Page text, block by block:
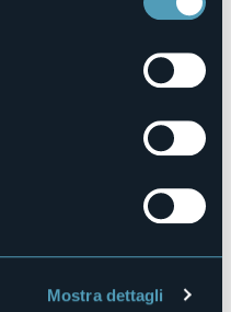
Mostra dettagli